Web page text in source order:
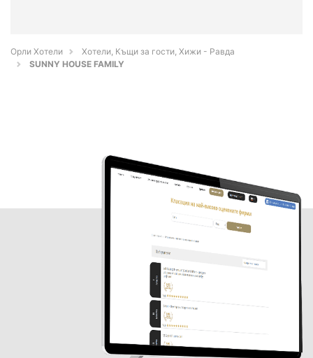
Орли Хотели
Хотели, Къщи за гости, Хижи - Равда
SUNNY HOUSE FAMILY